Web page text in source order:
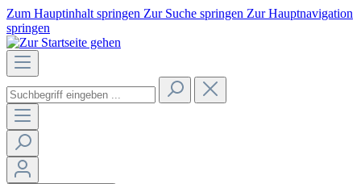
Zum Hauptinhalt springen Zur Suche springen Zur Hauptnavigation
springen